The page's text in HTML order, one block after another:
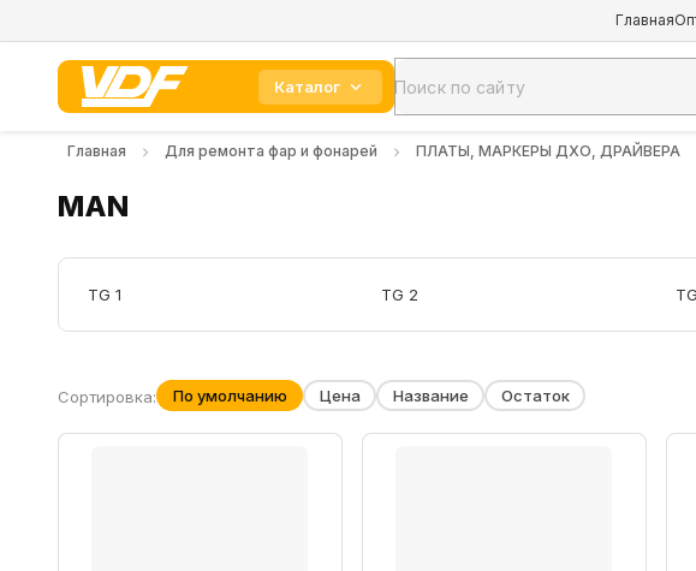
Главная
Каталог
Главная Для ремонта фар и фонарей ПЛАТЫ, МАРКЕРЫ ДХО, ДРАЙВЕРА
MAN
TG 1 TG 2
Сортировка: По умолчанию Цена Название Остаток